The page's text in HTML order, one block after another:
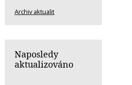
Archiv aktualit
Naposledy
aktualizováno